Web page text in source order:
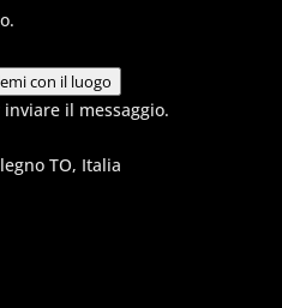
con il luogo
il messaggio.
TO, Italia